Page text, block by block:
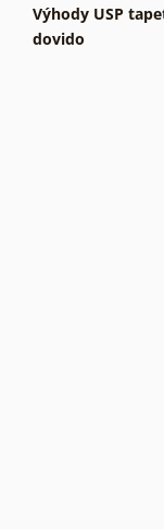
Výhody USP
dovido